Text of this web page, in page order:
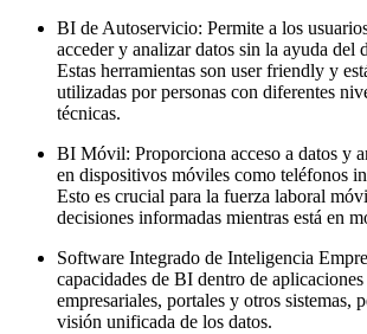
BI de Autoservicio: Permite a los
acceder y analizar datos sin la ayuda del
Estas herramientas son user friendly y
utilizadas por personas con diferentes
técnicas.
BI Móvil: Proporciona acceso a datos y
en dispositivos móviles como teléfonos
Esto es crucial para la fuerza laboral
decisiones informadas mientras está en
Software Integrado de Inteligencia
capacidades de BI dentro de aplicaciones
empresariales, portales y otros sistemas,
visión unificada de los datos.